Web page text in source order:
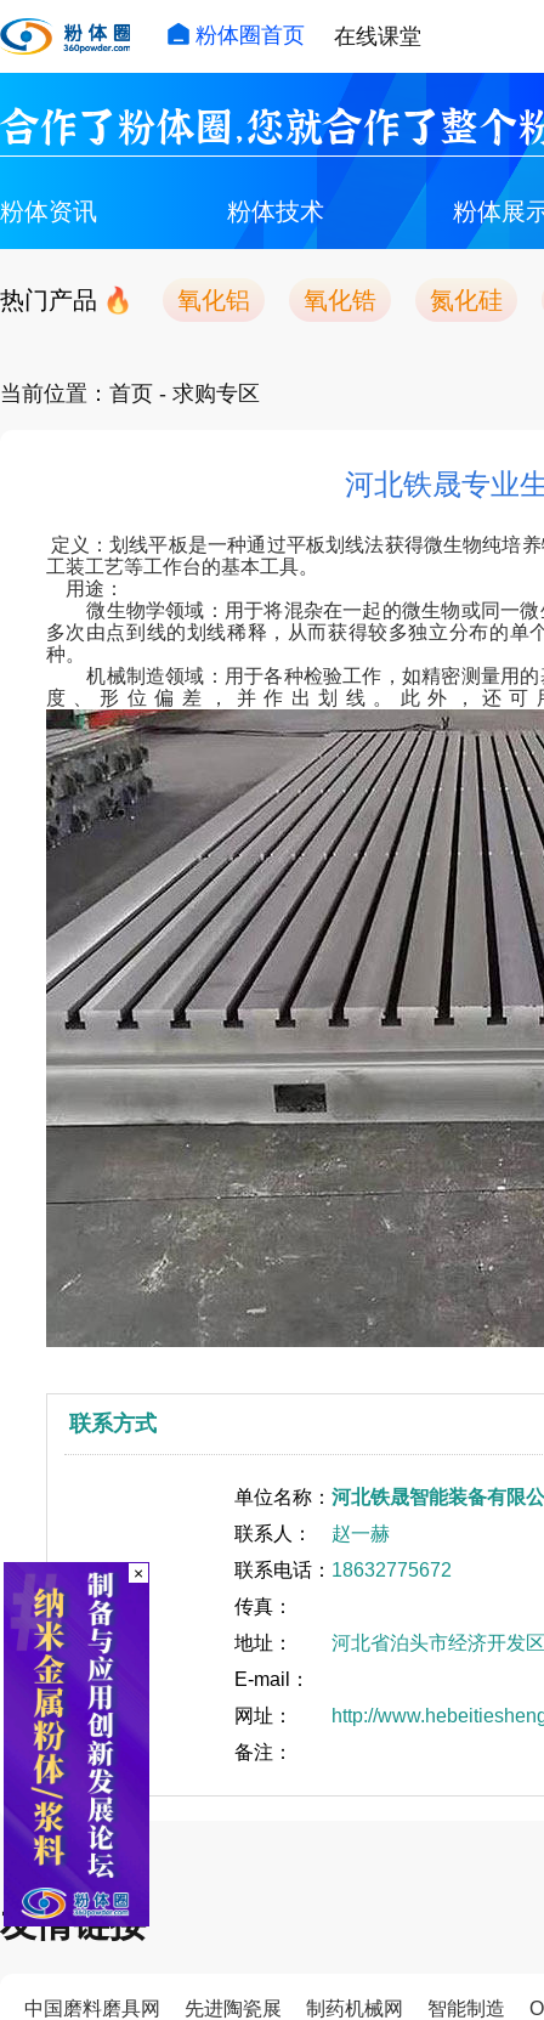
粉体圈首页 在线课堂
合作了粉体圈，您就合作了整个
粉体资讯 粉体技术 粉体展
热门产品 氧化铝 氧化锆 氮化硅
当前位置： 首页 - 求购专区
河北铁晟专业
定义：划线平板是一种通过平板划线法获得微生物纯培
工装工艺等工作台的基本工具。
用途：
微生物学领域：用于将混杂在一起的微生物或同一微
多次由点到线的划线稀释，从而获得较多独立分布的
种。
机械制造领域：用于各种检验工作，如精密测量用的
度、形位偏差，并作出划线。此外，还
联系方式
单位名称： 河北铁晟智能装备有限
联系人：
赵一赫
联系电话： 18632775672
传真：
地址：
河北省泊头市经济开发
E-mail：
网址：
http://
备注：
友情链接
中国磨料磨具网 先进陶瓷展 制药机械网 智能制造
×